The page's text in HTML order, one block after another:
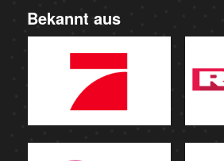
Bekannt aus